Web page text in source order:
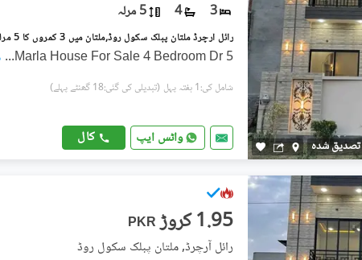
تصدیق شدہ
3
4 5 مرلہ
5 Marla House For Sale 4 Bedroom Dr
...
شامل کی:1 ہفتہ پہل (تبدیلی کی گئی:18 گھنٹے پہلے)
واٹس ایپ کال
PKR 1.95 کروڑ
رائل آرچرڈ, ملتان پبلک سکول روڈ